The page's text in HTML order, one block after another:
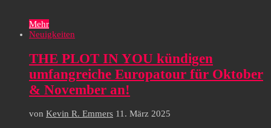
Mehr
Neuigkeiten
THE PLOT IN YOU kündigen
umfangreiche Europatour für Oktober
& November an!
von Kevin R. Emmers 11. März 2025